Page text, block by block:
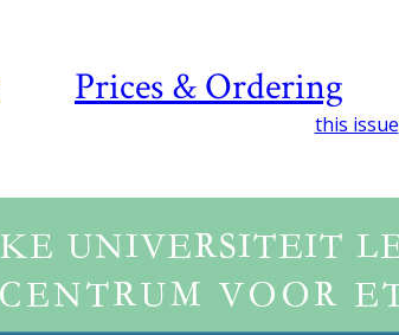
Prices & Ordering
this issue